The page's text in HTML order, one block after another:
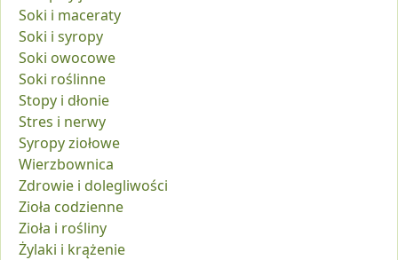
Soki i maceraty
Soki i syropy
Soki owocowe
Soki roślinne
Stopy i dłonie
Stres i nerwy
Syropy ziołowe
Wierzbownica
Zdrowie i dolegliwości
Zioła codzienne
Zioła i rośliny
Żylaki i krążenie